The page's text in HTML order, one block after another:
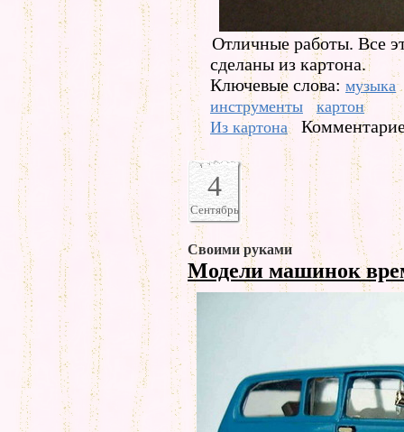
Отличные работы. Все
сделаны из картона.
Ключевые слова: музыка
инструменты
картон
Из картона
4
Сентябрь
Своими руками
Модели машинок